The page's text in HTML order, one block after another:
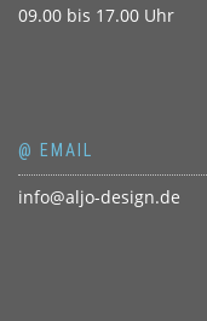
09.00 bis 17.00 Uhr
@ EMAIL
info@aljo-design.de